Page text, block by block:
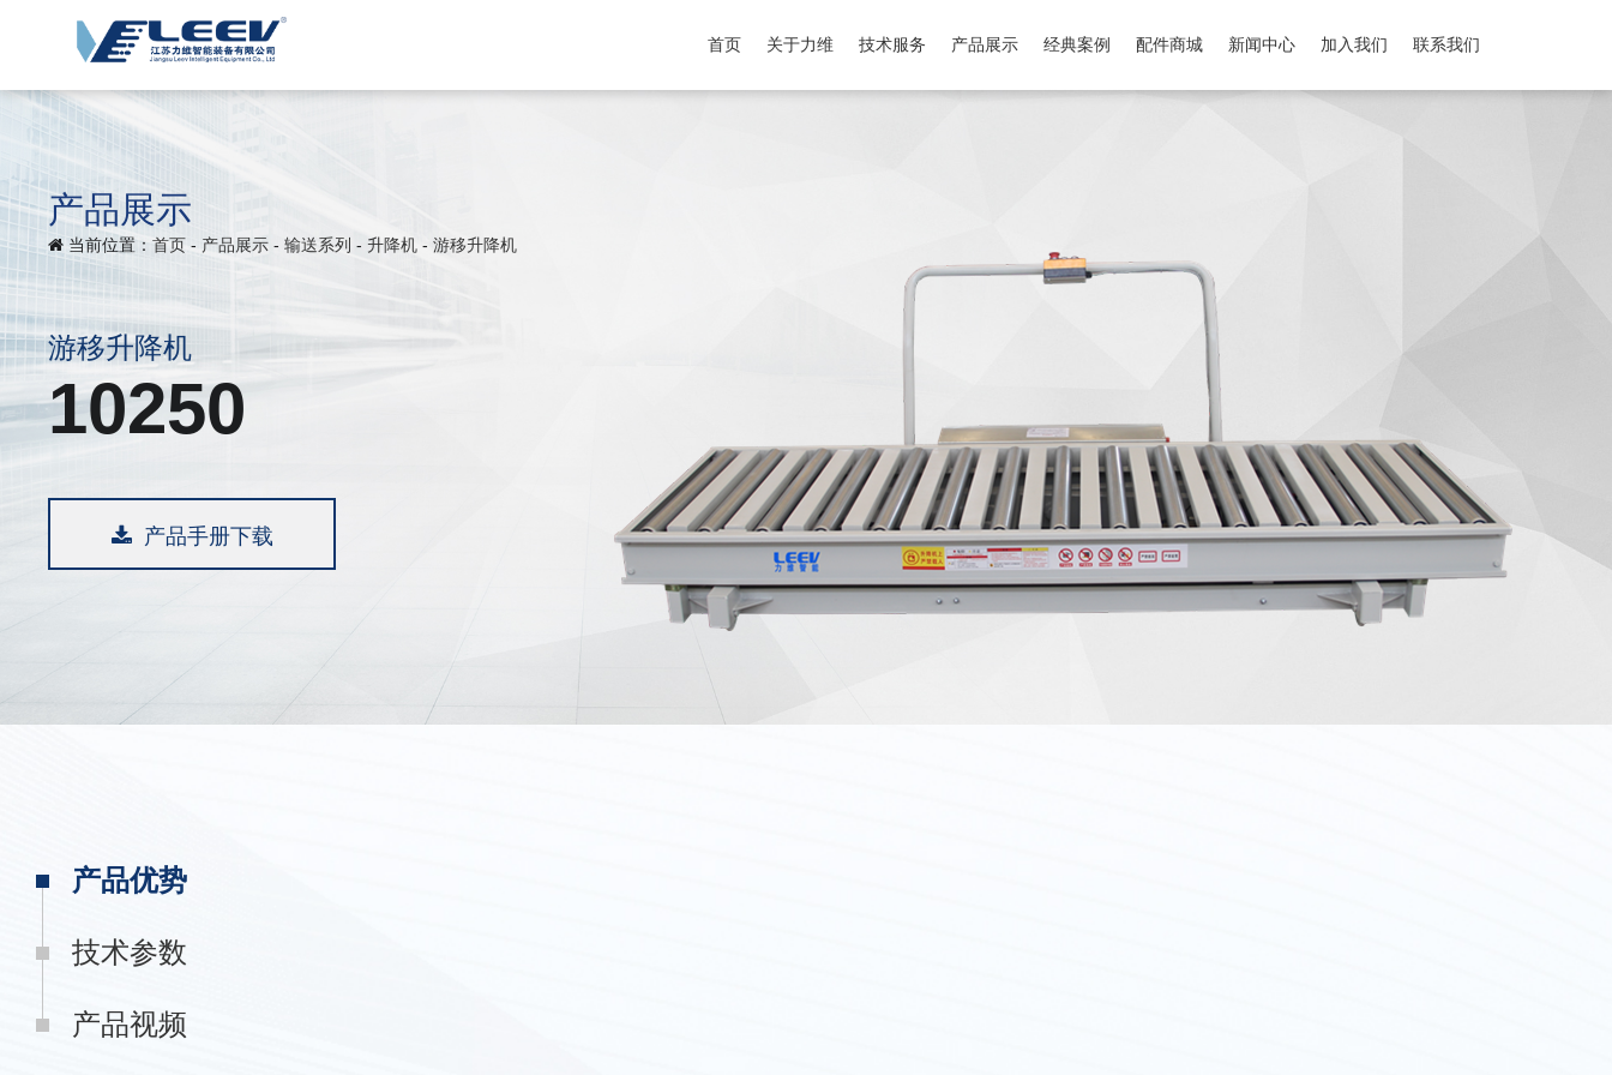
首页 关于力维 技术服务 产品展示 经典案例 配件商城 新闻中心 加入我们 联系我们
产品展示
当前位置： 首页 - 产品展示 - 输送系列 - 升降机 - 游移升降机
游移升降机
10250
产品手册下载
产品优势
技术参数
产品视频